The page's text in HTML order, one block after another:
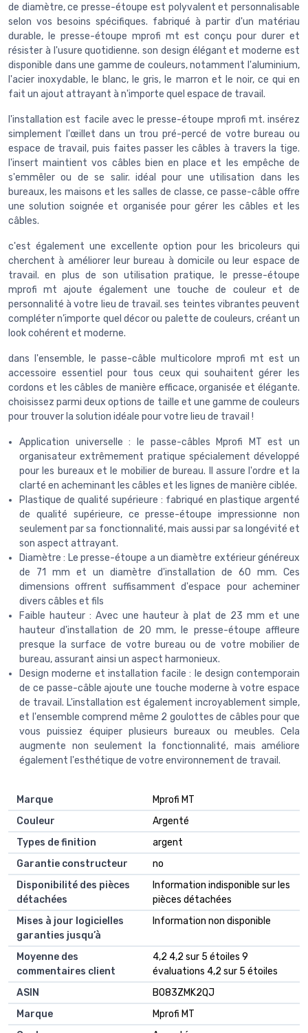
de diamètre, ce presse-étoupe est polyvalent et personnalisable
selon vos besoins spécifiques. fabriqué à partir d'un matériau
durable, le presse-étoupe mprofi mt est conçu pour durer et
résister à l'usure quotidienne. son design élégant et moderne est
disponible dans une gamme de couleurs, notamment l'aluminium,
l'acier inoxydable, le blanc, le gris, le marron et le noir, ce qui en
fait un ajout attrayant à n'importe quel espace de travail.
l'installation est facile avec le presse-étoupe mprofi mt. insérez
simplement l'œillet dans un trou pré-percé de votre bureau ou
espace de travail, puis faites passer les câbles à travers la tige.
l'insert maintient vos câbles bien en place et les empêche de
s'emmêler ou de se salir. idéal pour une utilisation dans les
bureaux, les maisons et les salles de classe, ce passe-câble offre
une solution soignée et organisée pour gérer les câbles et les
câbles.
c'est également une excellente option pour les bricoleurs qui
cherchent à améliorer leur bureau à domicile ou leur espace de
travail. en plus de son utilisation pratique, le presse-étoupe
mprofi mt ajoute également une touche de couleur et de
personnalité à votre lieu de travail. ses teintes vibrantes peuvent
compléter n’importe quel décor ou palette de couleurs, créant un
look cohérent et moderne.
dans l'ensemble, le passe-câble multicolore mprofi mt est un
accessoire essentiel pour tous ceux qui souhaitent gérer les
cordons et les câbles de manière efficace, organisée et élégante.
choisissez parmi deux options de taille et une gamme de couleurs
pour trouver la solution idéale pour votre lieu de travail !
Application universelle : le passe-câbles Mprofi MT est un
organisateur extrêmement pratique spécialement développé
pour les bureaux et le mobilier de bureau. Il assure l'ordre et la
clarté en acheminant les câbles et les lignes de manière ciblée.
Plastique de qualité supérieure : fabriqué en plastique argenté
de qualité supérieure, ce presse-étoupe impressionne non
seulement par sa fonctionnalité, mais aussi par sa longévité et
son aspect attrayant.
Diamètre : Le presse-étoupe a un diamètre extérieur généreux
de 71 mm et un diamètre d'installation de 60 mm. Ces
dimensions offrent suffisamment d'espace pour acheminer
divers câbles et fils
Faible hauteur : Avec une hauteur à plat de 23 mm et une
hauteur d'installation de 20 mm, le presse-étoupe affleure
presque la surface de votre bureau ou de votre mobilier de
bureau, assurant ainsi un aspect harmonieux.
Design moderne et installation facile : le design contemporain
de ce passe-câble ajoute une touche moderne à votre espace
de travail. L'installation est également incroyablement simple,
et l'ensemble comprend même 2 goulottes de câbles pour que
vous puissiez équiper plusieurs bureaux ou meubles. Cela
augmente non seulement la fonctionnalité, mais améliore
également l'esthétique de votre environnement de travail.
Marque
‎Mprofi MT
Couleur
‎Argenté
Types de finition
‎argent
Garantie constructeur
‎no
Disponibilité des pièces
détachées
‎Information indisponible sur les
pièces détachées
Mises à jour logicielles
garanties jusqu’à
‎Information non disponible
Moyenne des
commentaires client
4,2 4,2 sur 5 étoiles 9
évaluations 4,2 sur 5 étoiles
ASIN
B083ZMK2QJ
Marque
Mprofi MT